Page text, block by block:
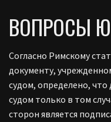
ВОПРОСЫ
Согласно Римскому
документу,
судом, определено,
судом только в том
сторон является